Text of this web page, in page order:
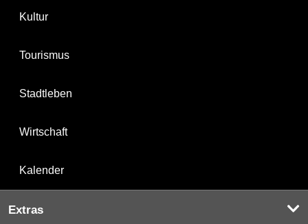
Kultur
Tourismus
Stadtleben
Wirtschaft
Kalender
Extras